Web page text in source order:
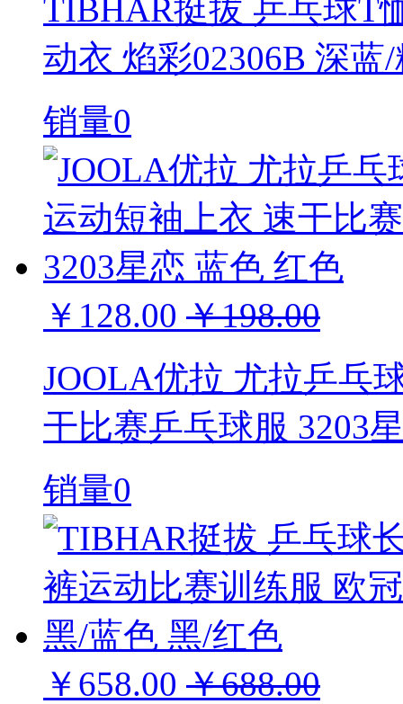
TIBHAR挺拔 乒乓球T
动衣 焰彩02306B 深蓝
销量0
￥128.00 ￥198.00
JOOLA优拉 尤拉乒乓
干比赛乒乓球服 3203
销量0
￥658.00 ￥688.00